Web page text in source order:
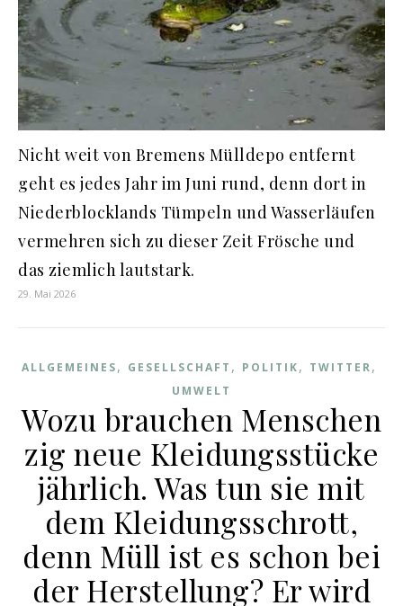
Nicht weit von Bremens Mülldepo entfernt
geht es jedes Jahr im Juni rund, denn dort in
Niederblocklands Tümpeln und Wasserläufen
vermehren sich zu dieser Zeit Frösche und
das ziemlich lautstark.
29. Mai 2026
ALLGEMEINES, GESELLSCHAFT , POLITIK, TWITTER,
UMWELT
Wozu brauchen Menschen
zig neue Kleidungsstücke
jährlich. Was tun sie mit
dem Kleidungsschrott,
denn Müll ist es schon bei
der Herstellung? Er wird